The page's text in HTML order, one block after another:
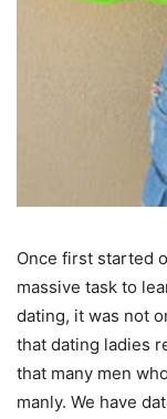
Once first started
massive task to
dating, it was not
that dating ladies
that many men
manly. We have